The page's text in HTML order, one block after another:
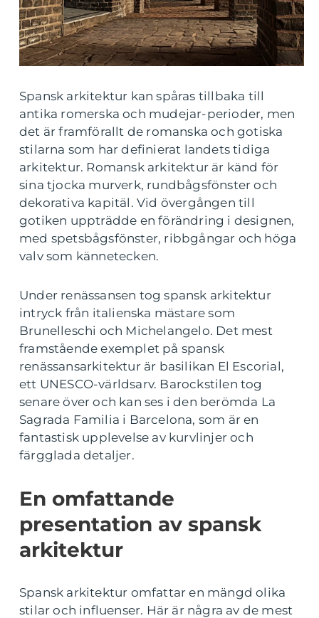
Spansk arkitektur kan spåras tillbaka till
antika romerska och mudejar-perioder, men
det är framförallt de romanska och gotiska
stilarna som har definierat landets tidiga
arkitektur. Romansk arkitektur är känd för
sina tjocka murverk, rundbågsfönster och
dekorativa kapitäl. Vid övergången till
gotiken uppträdde en förändring i designen,
med spetsbågsfönster, ribbgångar och höga
valv som kännetecken.
Under renässansen tog spansk arkitektur
intryck från italienska mästare som
Brunelleschi och Michelangelo. Det mest
framstående exemplet på spansk
renässansarkitektur är basilikan El Escorial,
ett UNESCO-världsarv. Barockstilen tog
senare över och kan ses i den berömda La
Sagrada Familia i Barcelona, som är en
fantastisk upplevelse av kurvlinjer och
färgglada detaljer.
En omfattande
presentation av spansk
arkitektur
Spansk arkitektur omfattar en mängd olika
stilar och influenser. Här är några av de mest